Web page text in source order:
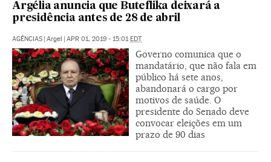
Argélia anuncia que Buteflika deixará a
presidência antes de 28 de abril
AGÊNCIAS | Argel | APR 01, 2019 - 15:01EDT
Governo comunica que o
mandatário, que não fala em
público há sete anos,
abandonará o cargo por
motivos de saúde. O
presidente do Senado deve
convocar eleições em um
prazo de 90 dias